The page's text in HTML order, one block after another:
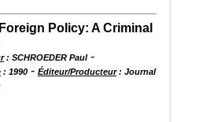
Policy: A Criminal
: SCHROEDER Paul-
: 1990 - Éditeur/Producteur: Journal